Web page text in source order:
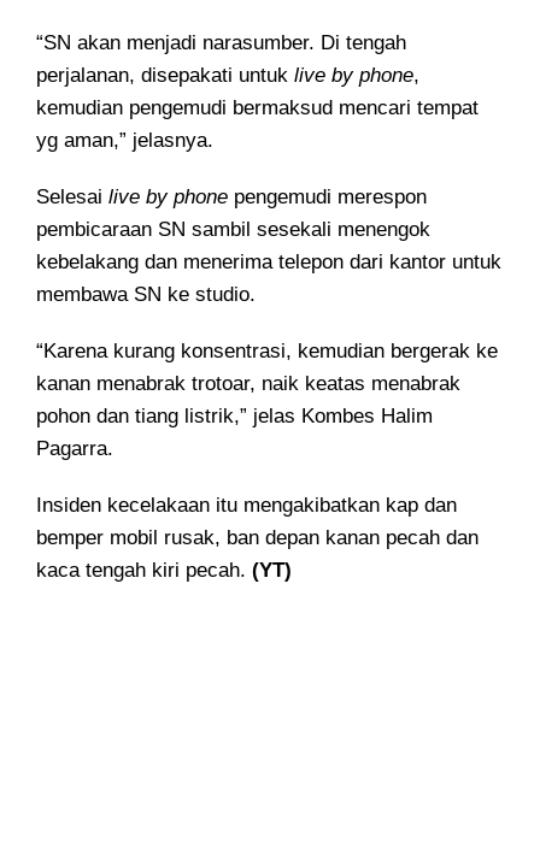
“SN akan menjadi narasumber. Di tengah
perjalanan, disepakati untuk live by phone,
kemudian pengemudi bermaksud mencari tempat
yg aman,” jelasnya.
Selesai live by phone pengemudi merespon
pembicaraan SN sambil sesekali menengok
kebelakang dan menerima telepon dari kantor untuk
membawa SN ke studio.
“Karena kurang konsentrasi, kemudian bergerak ke
kanan menabrak trotoar, naik keatas menabrak
pohon dan tiang listrik,” jelas Kombes Halim
Pagarra.
Insiden kecelakaan itu mengakibatkan kap dan
bemper mobil rusak, ban depan kanan pecah dan
kaca tengah kiri pecah. (YT)